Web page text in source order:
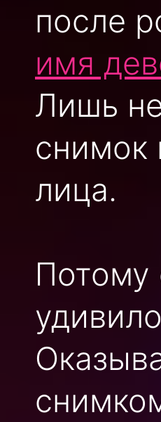
после
имя
Лишь
снимок
лица.